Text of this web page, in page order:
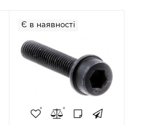
Є в наявності